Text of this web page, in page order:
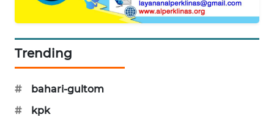
Trending
#
bahari-gultom
#
kpk
NEWS
SIDIKALANG
NEWS
SIBARAGAS